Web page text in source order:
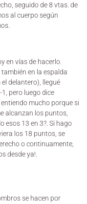
seguido de 8 vtas. de
al cuerpo según
en vías de hacerlo.
en la espalda
delantero), llegué
pero luego dice
mucho porque si
alcanzan los puntos,
esos 13 en 3?. Si hago
los 18 puntos, se
o continuamente,
desde ya!.
se hacen por